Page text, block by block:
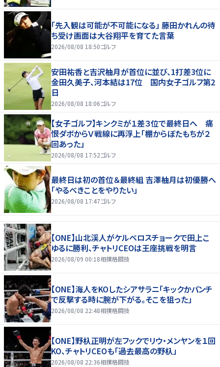
「先入観は可能が不可能になる」 藤田かれんの待
ち受け画面は大谷翔平を育てた言葉
2026/08/08 18:50ゴルフ
安田祐香と吉沢柚月が首位に並び、1打差3位に
金田久美子、河本結は17位 国内女子ゴルフ第2
日
2026/08/08 18:06ゴルフ
【女子ゴルフ】キンクミが１差３位で最終日へ 痛
恨ダボからＶ戦線に再浮上「棚からぼたもちが２
回あった」
2026/08/08 17:52ゴルフ
最終日は初の首位＆最終組 吉澤柚月は初優勝へ
「やるべきことをやりたい」
2026/08/08 17:47ゴルフ
【ONE】山北渓人がケルベロスチョークで田上こ
ゆるに勝利、チャトリCEOは王座挑戦を明言
2026/08/09 00:18相撲格闘技
【ONE】海人をKOしたシアサラニ「キックかパンチ
で反撃する時に腕が下がる。そこを狙った」
2026/08/08 22:48相撲格闘技
【ONE】野杁正明が左フックでリウ・メンヤンを１回
KO、チャトリCEOも「過去最高の野杁」
2026/08/08 22:36相撲格闘技